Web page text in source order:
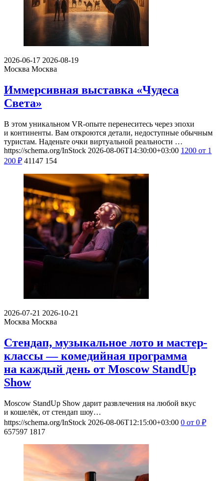
2026-06-17 2026-08-19
Москва Москва
Иммерсивная выставка «Чудеса
Света»
В этом уникальном VR-опыте перенеситесь через эпохи
и континенты. Вам откроются детали, недоступные обычным
туристам. Наденьте очки виртуальной реальности …
https://schema.org/InStock 2026-08-06T14:30:00+03:00 1200 от 1
200 ₽ 41147 154
2026-07-21 2026-10-21
Москва Москва
Стендап, музыкальное лото и мастер-
классы — комедийная программа
на каждый день от Moscow StandUp
Show
Moscow StandUp Show дарит развлечения на любой вкус
и кошелёк, от стендап шоу…
https://schema.org/InStock 2026-08-06T12:15:00+03:00 0 от 0 ₽
657597 1817